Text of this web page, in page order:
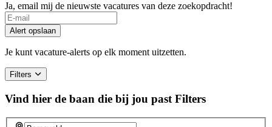
Ja, email mij de nieuwste vacatures van deze zoekopdracht!
If
you
are
a
ignore
this
field
Alert opslaan
Je kunt vacature-alerts op elk moment uitzetten.
Filters
Vind hier de baan die bij jou past Filters